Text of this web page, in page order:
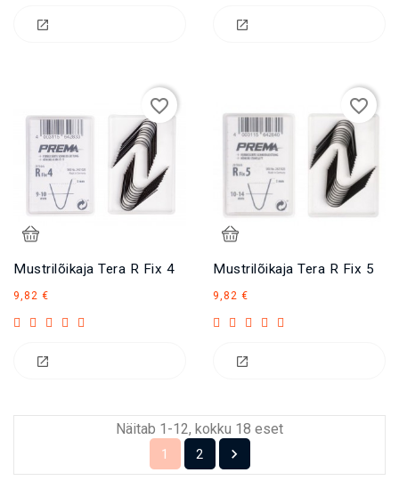
Mustrilõikaja Tera R Fix 4
9,82 €
favorite_border
Mustrilõikaja Tera R Fix 5
9,82 €
favorite_border
Näitab 1-12, kokku 18 eset
1 2 